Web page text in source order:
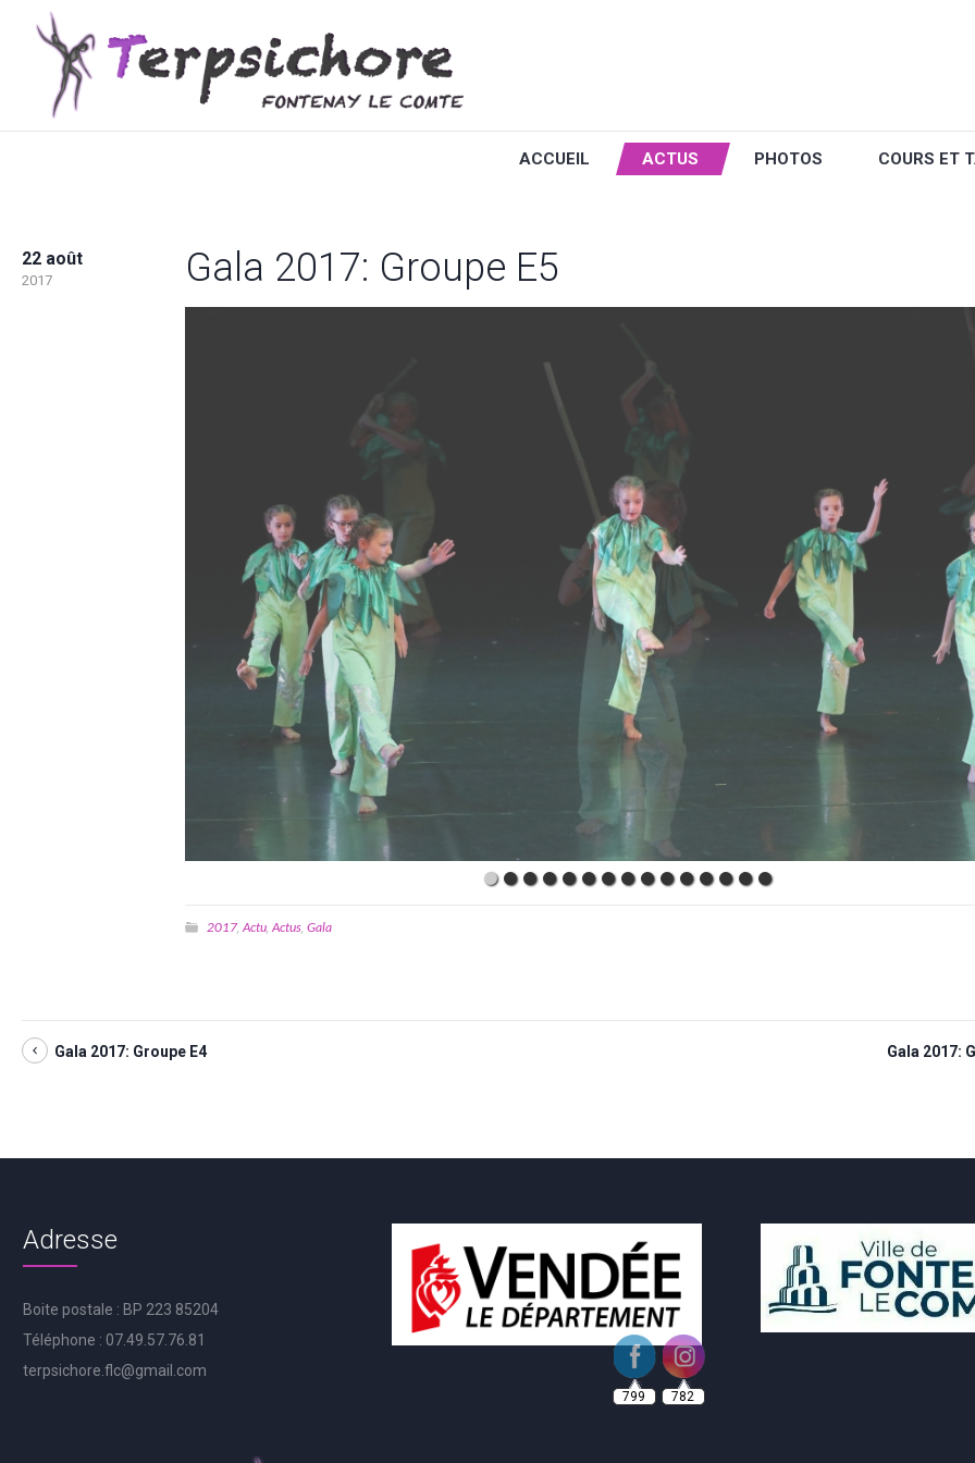
ACCUEIL ACTUS PHOTOS COURS ET
22 août
2017 Gala 2017: Groupe E5
2017,Actu,Actus, Gala
Gala 2017: Groupe E4 Gala 2017:
Adresse
Boite postale : BP 223 85204
Téléphone : 07.49.57.76.81
terpsichore.flc@gmail.com
799 782